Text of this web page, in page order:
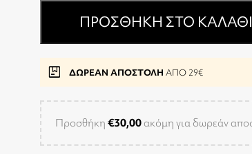
ΠΡΟΣΘΉΚΗ ΣΤΟ ΚΑΛΆΘΙ
package ΔΩΡΕΑΝ ΑΠΟΣΤΟΛΗ ΑΠΟ 29€
Προσθήκη €30,00 ακόμη για δωρεάν